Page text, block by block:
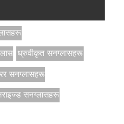
ध्रुवीकृत सनग्लासहरू
सनग्लासहरू
सनग्लासहरू